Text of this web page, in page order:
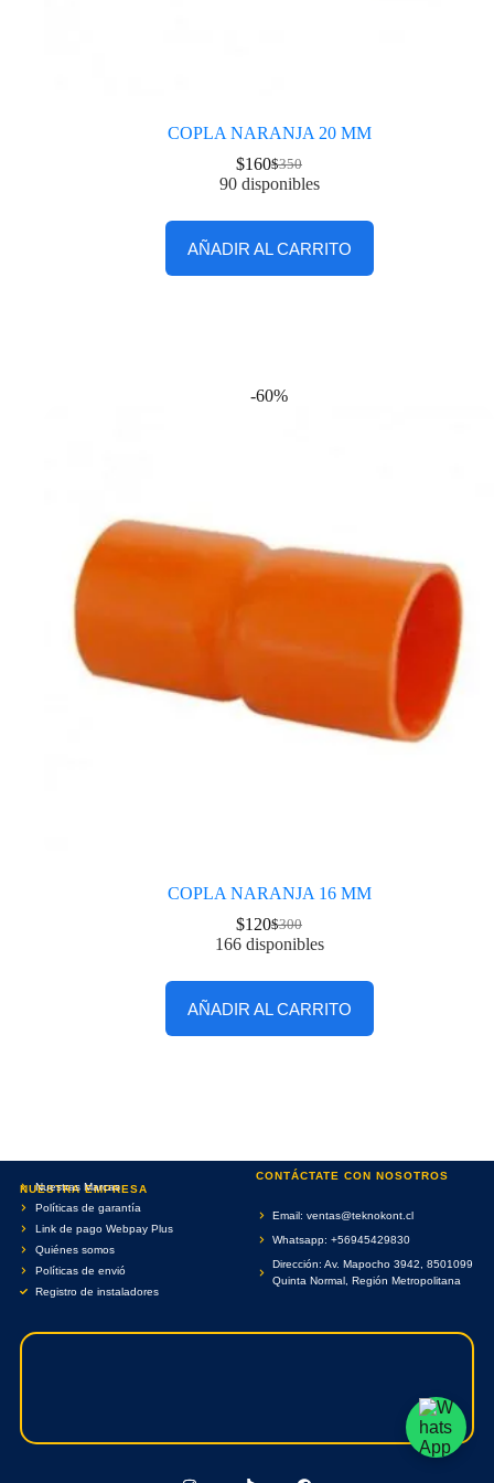
COPLA NARANJA 20 MM
$350
$160
90 disponibles
AÑADIR AL CARRITO
-60%
COPLA NARANJA 16 MM
$300
$120
166 disponibles
AÑADIR AL CARRITO
NUESTRA EMPRESA
Nuestras Marcas
Políticas de garantía
Link de pago Webpay Plus
Quiénes somos
Políticas de envió
Registro de instaladores
CONTÁCTATE CON NOSOTROS
Email: ventas@teknokont.cl
Whatsapp: +56945429830
Dirección: Av. Mapocho 3942, 8501099
Quinta Normal, Región Metropolitana